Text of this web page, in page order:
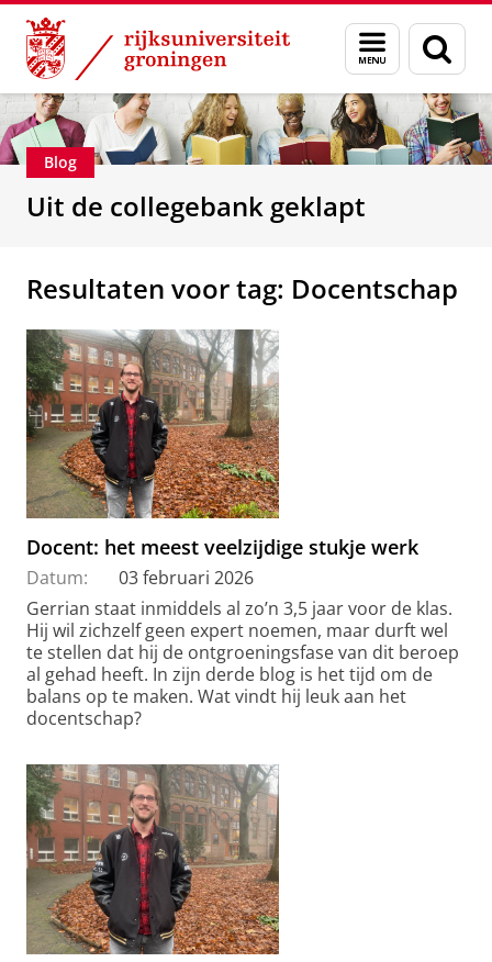
Skip
Content
Skip
Navigation
Menu
en
zoeken
Over ons Faculteit der Letteren
Blog
Uit de collegebank geklapt
Resultaten voor tag: Docentschap
Docent: het meest veelzijdige stukje werk
Datum:
03 februari 2026
Gerrian staat inmiddels al zo’n 3,5 jaar voor de klas.
Hij wil zichzelf geen expert noemen, maar durft wel
te stellen dat hij de ontgroeningsfase van dit beroep
al gehad heeft. In zijn derde blog is het tijd om de
balans op te maken. Wat vindt hij leuk aan het
docentschap?